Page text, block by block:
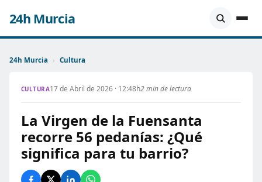
24h Murcia
24h Murcia › Cultura
CULTURA17 de Abril de 2026 · 12:48h2 min de lectura
La Virgen de la Fuensanta
recorre 56 pedanías: ¿Qué
significa para tu barrio?